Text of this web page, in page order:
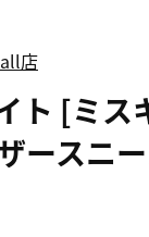
店
ト [ミス
ースニ